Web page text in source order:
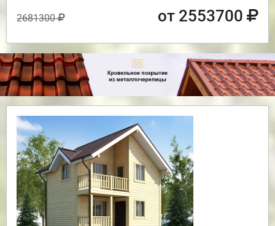
2681300 от 2553700